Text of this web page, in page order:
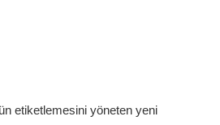
etiketlemesini yöneten yeni